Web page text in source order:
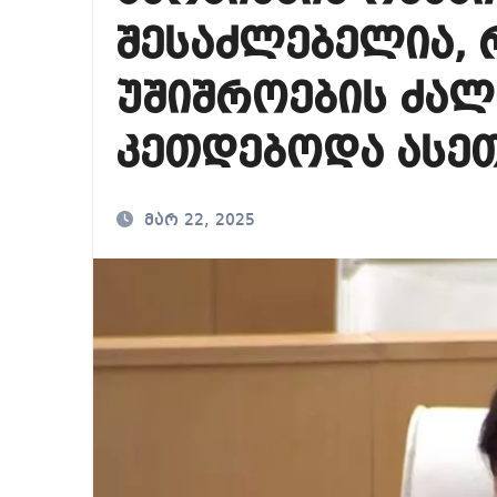
მიხეილ
თბილისში
შესაძლებელია,
უშიშროების
კეთდებოდა
მარ 22, 2025